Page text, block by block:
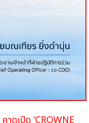
คาดเปิด ‘CROWNE